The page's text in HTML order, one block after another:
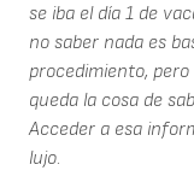
se iba el día 1 de
no saber nada es
procedimiento,
queda la cosa de
Acceder a esa
lujo.